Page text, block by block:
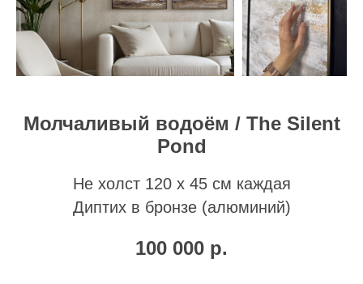
Молчаливый водоём / The Silent
Pond
Не холст 120 х 45 см каждая
Диптих в бронзе (алюминий)
100 000 р.